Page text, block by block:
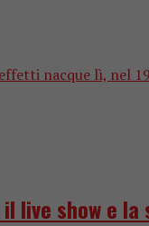
nacque lì, nel
live show e